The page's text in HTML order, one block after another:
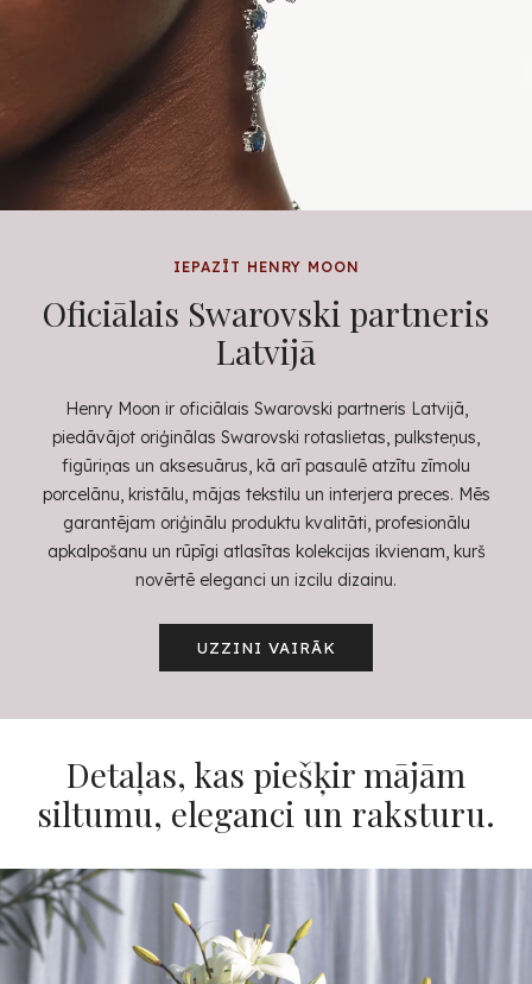
IEPAZĪT HENRY MOON
Oficiālais Swarovski partneris
Latvijā
Henry Moon ir oficiālais Swarovski partneris Latvijā,
piedāvājot oriģinālas Swarovski rotaslietas, pulksteņus,
figūriņas un aksesuārus, kā arī pasaulē atzītu zīmolu
porcelānu, kristālu, mājas tekstilu un interjera preces. Mēs
garantējam oriģinālu produktu kvalitāti, profesionālu
apkalpošanu un rūpīgi atlasītas kolekcijas ikvienam, kurš
novērtē eleganci un izcilu dizainu.
UZZINI VAIRĀK
Detaļas, kas piešķir mājām
siltumu, eleganci un raksturu.